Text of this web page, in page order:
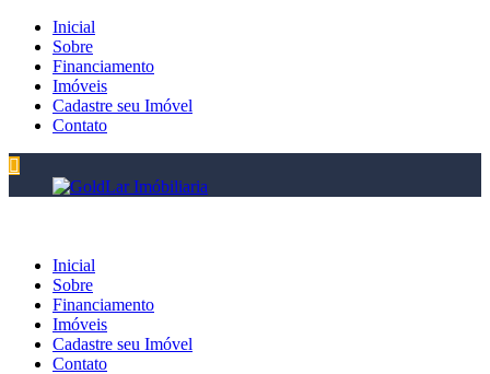
Inicial
Sobre
Financiamento
Imóveis
Cadastre seu Imóvel
Contato
Inicial
Sobre
Financiamento
Imóveis
Cadastre seu Imóvel
Contato